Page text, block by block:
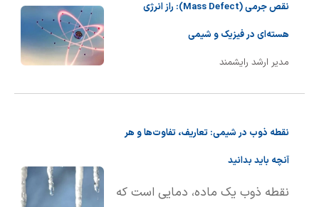
نقص جرمی (Mass Defect): راز انرژی
هسته‌ای در فیزیک و شیمی
مدیر ارشد رایشمند
نقطه ذوب در شیمی: تعاریف، تفاوت‌ها و هر
آنچه باید بدانید
نقطه ذوب یک ماده، دمایی است که